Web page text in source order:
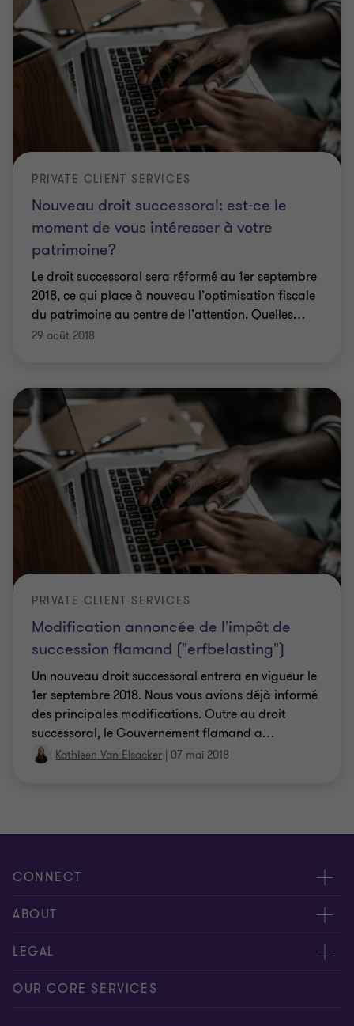
Nouveau droit successoral: est-ce le
moment de vous intéresser à votre
patrimoine?
PRIVATE CLIENT SERVICES
Le droit successoral sera réformé au 1er septembre
2018, ce qui place à nouveau l’optimisation fiscale
du patrimoine au centre de l’attention. Quelles…
29 août 2018
Modification annoncée de l'impôt de
succession flamand ("erfbelasting")
PRIVATE CLIENT SERVICES
Un nouveau droit successoral entrera en vigueur le
1er septembre 2018. Nous vous avions déjà informé
des principales modifications. Outre au droit
successoral, le Gouvernement flamand a…
Kathleen Van Elsacker | 07 mai 2018
CONNECT
Contactez-nous
Donnez-nous votre feed-back
ABOUT
Presse
À propos de nous
LEGAL
Privacy statement
OUR CORE SERVICES